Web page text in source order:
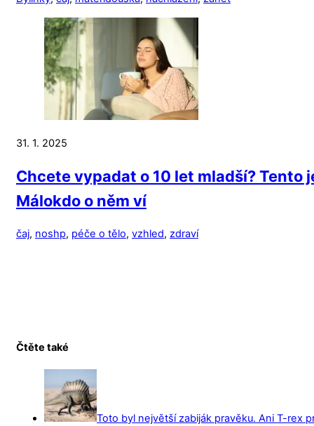
31. 1. 2025
Chcete vypadat o 10 let mladší?
Málokdo o něm ví
čaj, noshp, péče o tělo, vzhled, zdraví
Čtěte také
Toto byl největší zabiják pravěku. Ani T-rex